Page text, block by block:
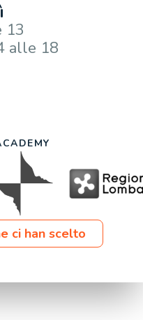
13
alle 18
ci han scelto